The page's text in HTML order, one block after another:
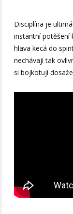
Disciplína je
instantní potěšení
hlava kecá do
nechávají tak
si bojkotují